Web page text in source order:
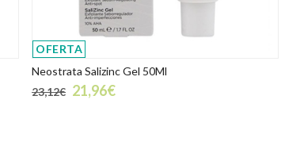
OFERTA
Neostrata Salizinc Gel 50Ml
23,12€ 21,96€